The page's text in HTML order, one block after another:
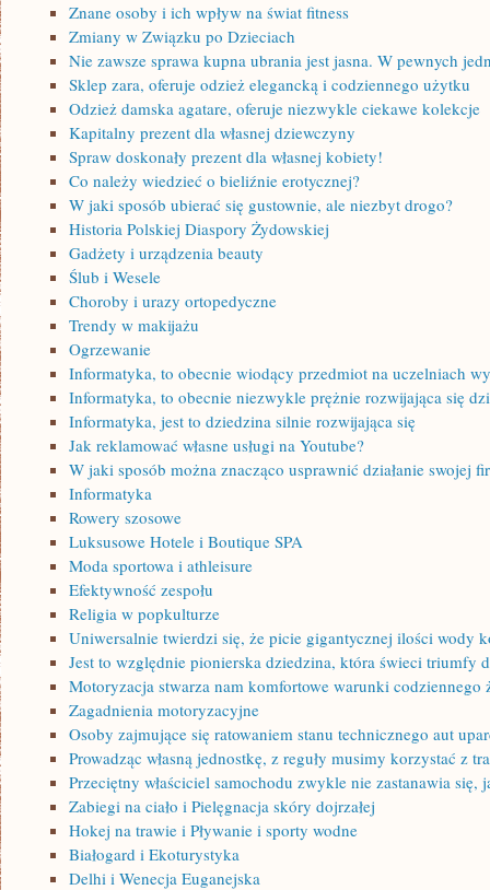
Znane osoby i ich wpływ na świat fitness
Zmiany w Związku po Dzieciach
Nie zawsze sprawa kupna ubrania jest jasna. W pewnych
Sklep zara, oferuje odzież elegancką i codziennego użytku
Odzież damska agatare, oferuje niezwykle ciekawe kolekcje
Kapitalny prezent dla własnej dziewczyny
Spraw doskonały prezent dla własnej kobiety!
Co należy wiedzieć o bieliźnie erotycznej?
W jaki sposób ubierać się gustownie, ale niezbyt drogo?
Historia Polskiej Diaspory Żydowskiej
Gadżety i urządzenia beauty
Ślub i Wesele
Choroby i urazy ortopedyczne
Trendy w makijażu
Ogrzewanie
Informatyka, to obecnie wiodący przedmiot na uczelniach
Informatyka, to obecnie niezwykle prężnie rozwijająca się
Informatyka, jest to dziedzina silnie rozwijająca się
Jak reklamować własne usługi na Youtube?
W jaki sposób można znacząco usprawnić działanie swojej
Informatyka
Rowery szosowe
Luksusowe Hotele i Boutique SPA
Moda sportowa i athleisure
Efektywność zespołu
Religia w popkulturze
Uniwersalnie twierdzi się, że picie gigantycznej ilości wody
Jest to względnie pionierska dziedzina, która świeci triumfy
Motoryzacja stwarza nam komfortowe warunki codziennego
Zagadnienia motoryzacyjne
Osoby zajmujące się ratowaniem stanu technicznego aut
Prowadząc własną jednostkę, z reguły musimy korzystać z
Przeciętny właściciel samochodu zwykle nie zastanawia się,
Zabiegi na ciało i Pielęgnacja skóry dojrzałej
Hokej na trawie i Pływanie i sporty wodne
Białogard i Ekoturystyka
Delhi i Wenecja Euganejska